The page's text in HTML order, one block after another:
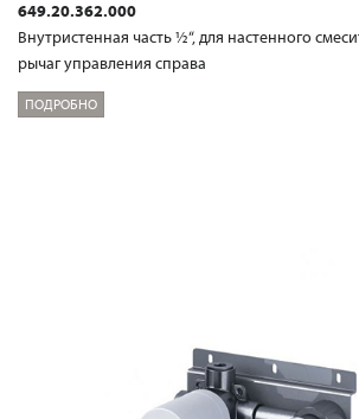
649.20.362.000
Внутристенная часть ½“, для настенного
рычаг управления справа
ПОДРОБНО